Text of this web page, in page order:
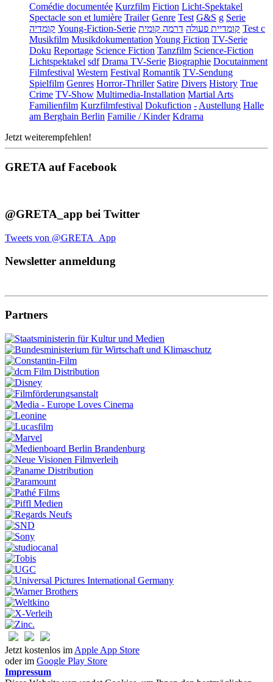
Comédie documentée Kurzfilm Fiction Licht-Spektakel
Spectacle son et lumière Trailer Genre Test G&S g Serie
קומדיה Young-Fiction-Serie קומדיית פעולה דרמה קומית
Test c
Musikfilm Musikdokumentation Young Fiction TV-Serie
Doku Reportage Science Fiction Tanzfilm Science-Fiction
Lichtspektakel sdf Drama TV-Serie Biographie Docutainment
Filmfestival Western Festival Romantik TV-Sendung
Spielfilm Genres Horror-Thriller Satire Divers History True
Crime TV-Show Multimedia-Installation Martial Arts
Familienfilm Kurzfilmfestival Dokufiction - Austellung Halle
am Berghain Berlin Familie / Kinder Kdrama
Jetzt weiterempfehlen!
GRETA auf Facebook
@GRETA_app bei Twitter
Tweets von @GRETA_App
Newsletter anmeldung
Partners
Jetzt kostenlos im Apple App Store
oder im Google Play Store
Impressum